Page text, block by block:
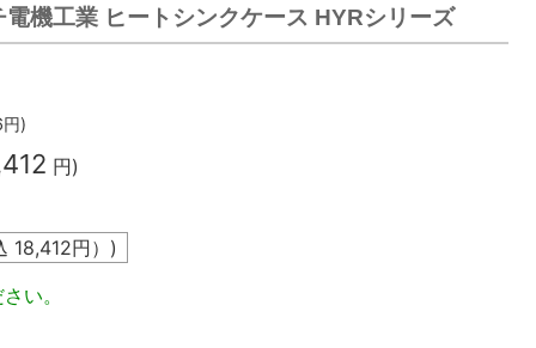
電機工業 ヒートシンクケース HYRシリーズ
円)
円)
18,412円）)
い。